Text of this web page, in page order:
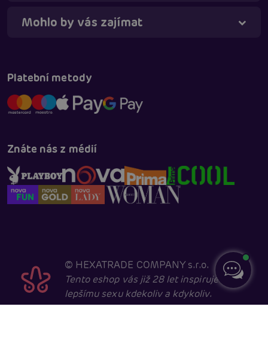
Mohlo by vás zajímat
Platební metody
Znáte nás z médií
© HEXATRADE COMPANY s.r.o.
Tento eshop vás již 28 let inspiruje k
lepšímu sexu kdekoliv a kdykoliv.